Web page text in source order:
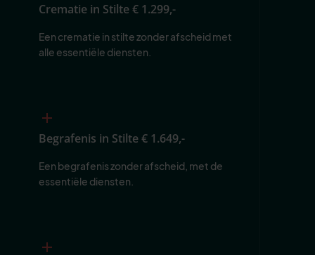
Crematie in Stilte€ 1.299,-
Een crematie in stilte zonder afscheid met
alle essentiële diensten.
Begrafenis in Stilte€ 1.649,-
Een begrafenis zonder afscheid, met de
essentiële diensten.